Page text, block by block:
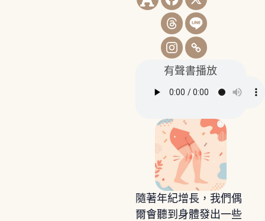
有聲書播放
隨著年紀增長，我們偶
爾會聽到身體發出一些